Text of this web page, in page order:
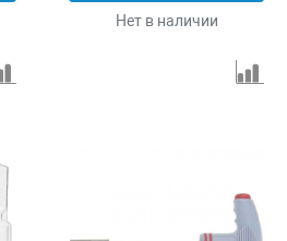
Нет в наличии